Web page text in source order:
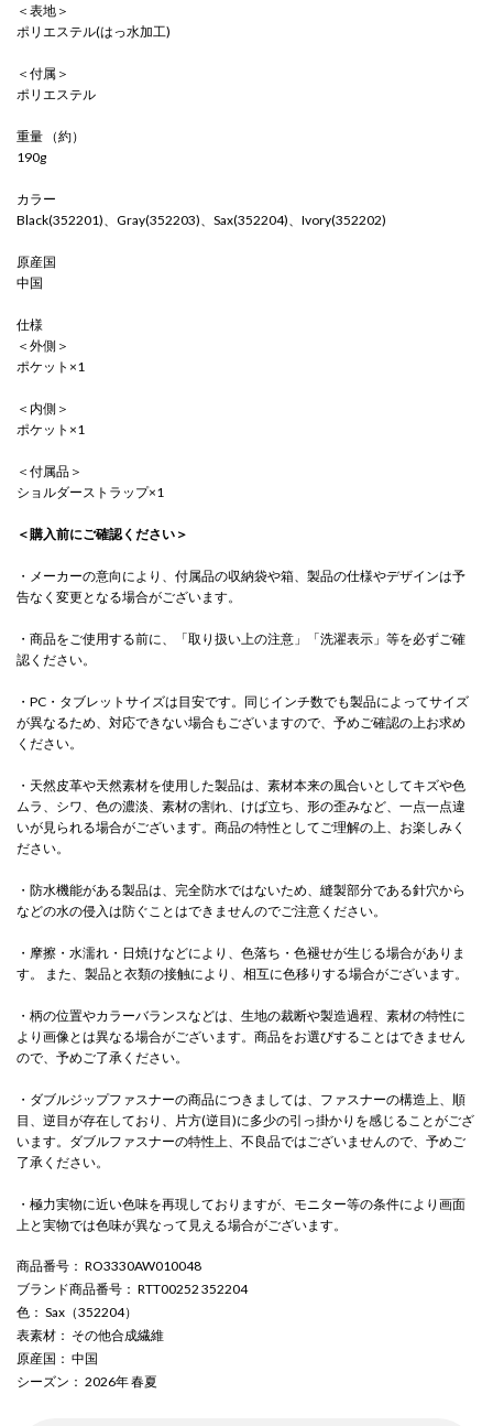
＜表地＞
ポリエステル(はっ水加工)
＜付属＞
ポリエステル
重量 （約）
190g
カラー
Black(352201)、Gray(352203)、Sax(352204)、Ivory(352202)
原産国
中国
仕様
＜外側＞
ポケット×1
＜内側＞
ポケット×1
＜付属品＞
ショルダーストラップ×1
＜購入前にご確認ください＞
・メーカーの意向により、付属品の収納袋や箱、製品の仕様やデザインは予
告なく変更となる場合がございます。
・商品をご使用する前に、「取り扱い上の注意」「洗濯表示」等を必ずご確
認ください。
・PC・タブレットサイズは目安です。同じインチ数でも製品によってサイズ
が異なるため、対応できない場合もございますので、予めご確認の上お求め
ください。
・天然皮革や天然素材を使用した製品は、素材本来の風合いとしてキズや色
ムラ、シワ、色の濃淡、素材の割れ、けば立ち、形の歪みなど、一点一点違
いが見られる場合がございます。商品の特性としてご理解の上、お楽しみく
ださい。
・防水機能がある製品は、完全防水ではないため、縫製部分である針穴から
などの水の侵入は防ぐことはできませんのでご注意ください。
・摩擦・水濡れ・日焼けなどにより、色落ち・色褪せが生じる場合がありま
す。 また、製品と衣類の接触により、相互に色移りする場合がございます。
・柄の位置やカラーバランスなどは、生地の裁断や製造過程、素材の特性に
より画像とは異なる場合がございます。商品をお選びすることはできません
ので、予めご了承ください。
・ダブルジップファスナーの商品につきましては、ファスナーの構造上、順
目、逆目が存在しており、片方(逆目)に多少の引っ掛かりを感じることがござ
います。ダブルファスナーの特性上、不良品ではございませんので、予めご
了承ください。
・極力実物に近い色味を再現しておりますが、モニター等の条件により画面
上と実物では色味が異なって見える場合がございます。
商品番号 ： RO3330AW010048
ブランド商品番号 ： RTT00252 352204
色 ： Sax（352204）
表素材 ： その他合成繊維
原産国 ： 中国
シーズン ： 2026年 春夏